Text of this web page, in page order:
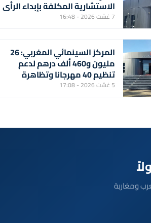
الاستشارية المكلفة بإبداء الرأي
بشأن تسليم بطاقة المهني
7 غشت 2026 - 16:48
المركز السينمائي المغربي: 26
مليون و460 ألف درهم لدعم
تنظيم 40 مهرجانا وتظاهرة
سينمائية
5 غشت 2026 - 17:08
ومغاربة